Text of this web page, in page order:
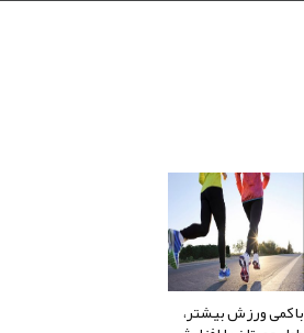
با کمی ورزش بیشتر،